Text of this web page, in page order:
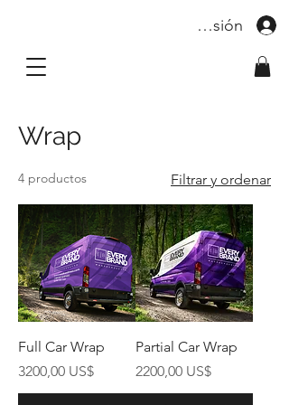
Iniciar sesión
Wrap
4 productos Filtrar y ordenar
Full Car Wrap
Precio
3200,00 US$
Partial Car Wrap
Precio
2200,00 US$